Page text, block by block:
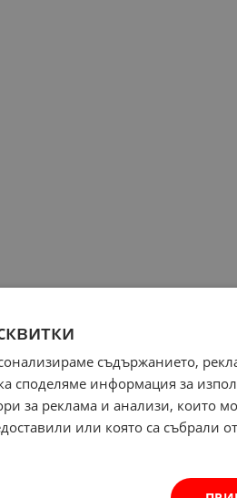
съдържанието,
споделяме информация за
за реклама и анализи, които
или която са събрали